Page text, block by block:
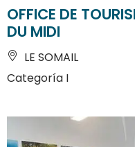
OFFICE DE
DU MIDI
LE SOMAIL
Categoría I